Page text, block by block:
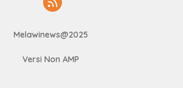
Melawinews@2025
Versi Non AMP